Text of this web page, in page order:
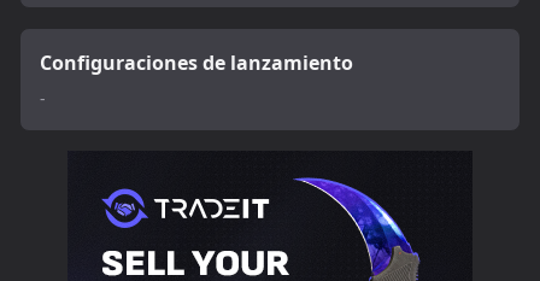
Configuraciones de lanzamiento
-